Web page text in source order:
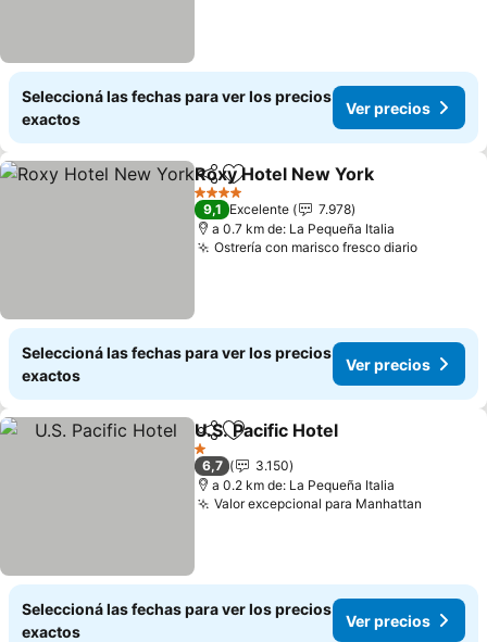
Seleccioná las fechas para ver los precios
exactos
Ver precios
CompartirAñadir a favoritos
Roxy Hotel New York
4 Estrellas
9,1 Excelente
7.978
a 0.7 km de: La Pequeña Italia
Ostrería con marisco fresco diarioVer
Seleccioná las fechas para ver los precios
exactos
Ver precios
CompartirAñadir a favoritos
U.S. Pacific Hotel
1 Estrellas
6,7
3.150
a 0.2 km de: La Pequeña Italia
Valor excepcional para Manhattan
Seleccioná las fechas para ver los precios
exactos
Ver precios